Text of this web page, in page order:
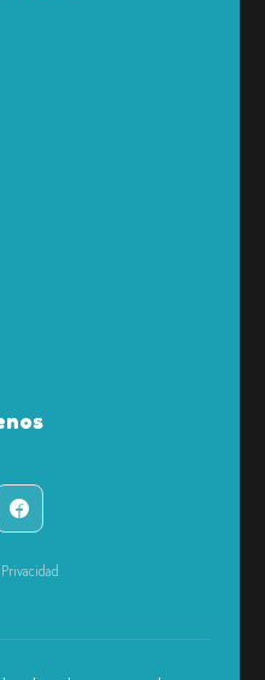
Privacidad